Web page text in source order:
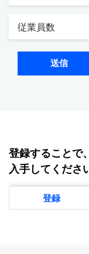
送信
登録することで
入手してくださ
登録